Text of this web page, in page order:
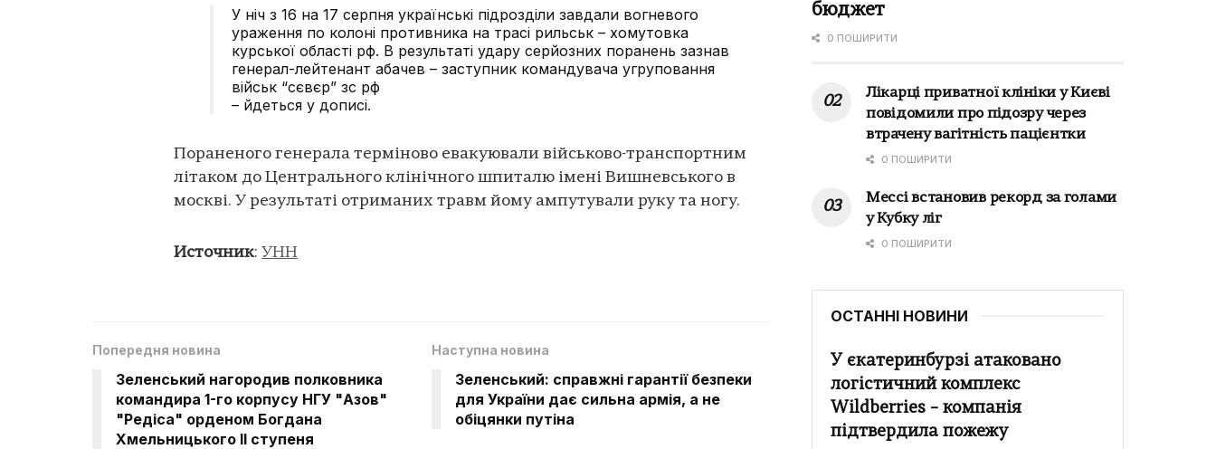
У ніч з 16 на 17 серпня українські підрозділи завдали вогневого
ураження по колоні противника на трасі рильськ – хомутовка
курської області рф. В результаті удару серйозних поранень зазнав
генерал-лейтенант абачев – заступник командувача угруповання
військ “сєвєр” зс рф
– йдеться у дописі.
Пораненого генерала терміново евакуювали військово-транспортним
літаком до Центрального клінічного шпиталю імені Вишневського в
москві. У результаті отриманих травм йому ампутували руку та ногу.
Источник: УНН
Попередня новина
Зеленський нагородив полковника
командира 1-го корпусу НГУ "Азов"
"Редіса" орденом Богдана
Хмельницького ІІ ступеня
Наступна новина
Зеленський: справжні гарантії безпеки
для України дає сильна армія, а не
обіцянки путіна
бюджет
0 ПОШИРИТИ
Лікарці приватної клініки у Києві
повідомили про підозру через
втрачену вагітність пацієнтки
0 ПОШИРИТИ
Мессі встановив рекорд за голами
у Кубку ліг
0 ПОШИРИТИ
ОСТАННІ НОВИНИ
У єкатеринбурзі атаковано
логістичний комплекс
Wildberries – компанія
підтвердила пожежу